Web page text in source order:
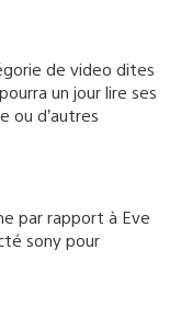
de video dites
un jour lire ses
ou d’autres
par rapport à Eve
sony pour